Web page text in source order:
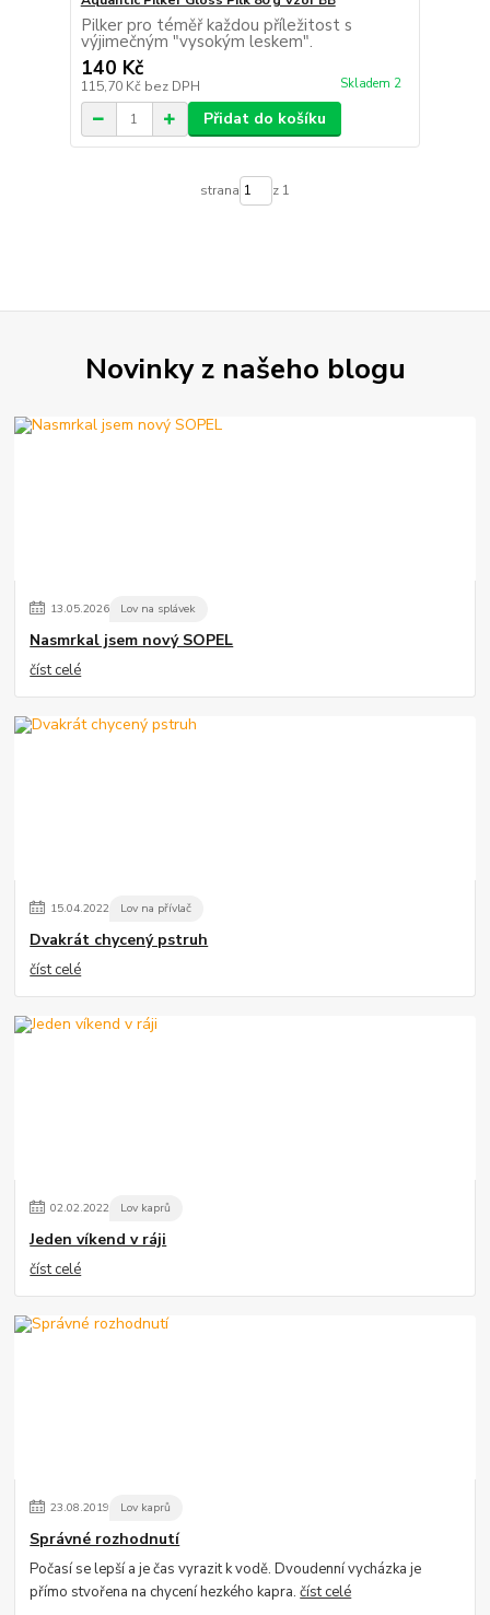
Pilker pro téměř každou příležitost s
výjimečným "vysokým leskem".
140 Kč
115,70 Kč bez DPH Skladem 2
Přidat do košíku
strana z 1
Novinky z našeho blogu
13.05.2026 Lov na splávek
Nasmrkal jsem nový SOPEL
číst celé
15.04.2022 Lov na přívlač
Dvakrát chycený pstruh
číst celé
02.02.2022 Lov kaprů
Jeden víkend v ráji
číst celé
23.08.2019 Lov kaprů
Správné rozhodnutí
Počasí se lepší a je čas vyrazit k vodě. Dvoudenní vycházka je
přímo stvořena na chycení hezkého kapra.číst celé